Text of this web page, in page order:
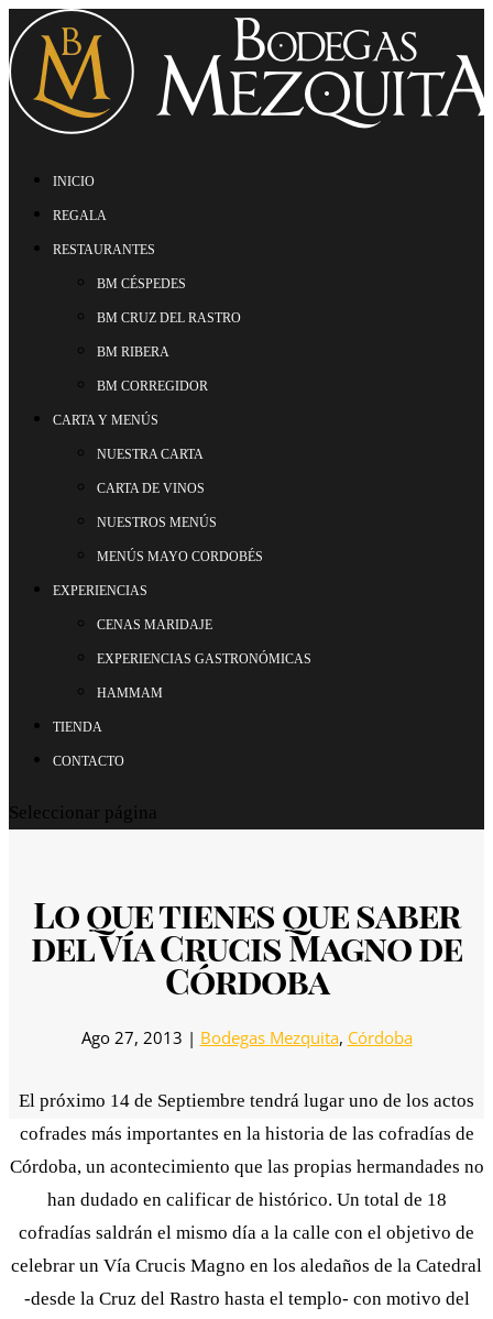
INICIO
REGALA
RESTAURANTES
BM CÉSPEDES
BM CRUZ DEL RASTRO
BM RIBERA
BM CORREGIDOR
CARTA Y MENÚS
NUESTRA CARTA
CARTA DE VINOS
NUESTROS MENÚS
MENÚS MAYO CORDOBÉS
EXPERIENCIAS
CENAS MARIDAJE
EXPERIENCIAS GASTRONÓMICAS
HAMMAM
TIENDA
CONTACTO
Seleccionar página
Lo que tienes que saber
del Vía Crucis Magno de
Córdoba
Ago 27, 2013 | Bodegas Mezquita, Córdoba
El próximo 14 de Septiembre tendrá lugar uno de los actos
cofrades más importantes en la historia de las cofradías de
Córdoba, un acontecimiento que las propias hermandades no
han dudado en calificar de histórico. Un total de 18
cofradías saldrán el mismo día a la calle con el objetivo de
celebrar un Vía Crucis Magno en los aledaños de la Catedral
-desde la Cruz del Rastro hasta el templo- con motivo del